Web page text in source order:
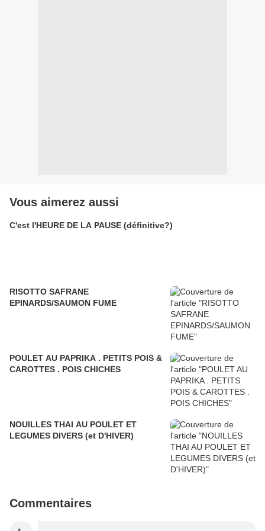
Vous aimerez aussi
C'est l'HEURE DE LA PAUSE (définitive?)
RISOTTO SAFRANE
EPINARDS/SAUMON FUME
POULET AU PAPRIKA . PETITS POIS &
CAROTTES . POIS CHICHES
NOUILLES THAI AU POULET ET
LEGUMES DIVERS (et D'HIVER)
Commentaires